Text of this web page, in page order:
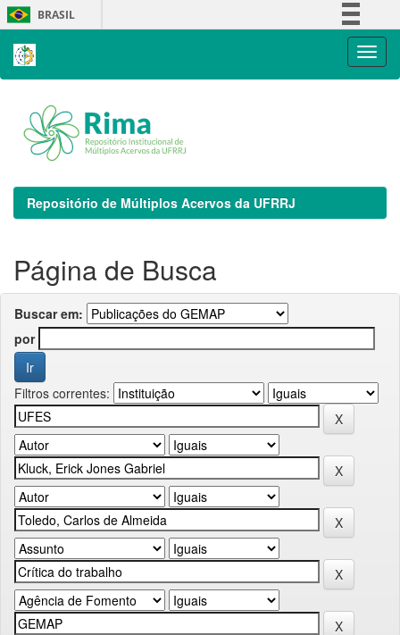
Skip
navigation
BRASIL
Repositório de Múltiplos Acervos da UFRRJ
Página de Busca
Buscar em:
por
Filtros correntes: